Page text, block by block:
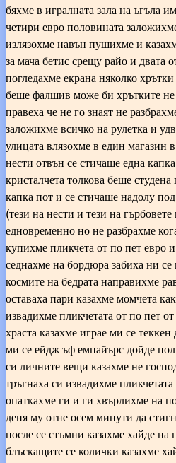
бяхме в игралната зала на ъгъла
четири евро половината
излязохме навън пушихме и
за мача бетис срещу райо и двата
погледахме екрана няколко
беше фалшив може би хрътките
правеха че не го знаят не
заложихме всичко на рулетка и
улицата влязохме в един магазин
нести отвън се стичаше една
кристалчета толкова беше
капка пот и се стичаше надолу
(тези на нести и тези на
едновременно но не разбрахме
купихме пликчета от по пет евро
седнахме на бордюра забиха ни се
космите на бедрата направихме
оставаха пари казахме момчета
извадихме пликчетата от по пет
храста казахме играе ми се
ми се ейдж ъф емпайърс дойде
си личните вещи казахме не
тръгнаха си извадихме
опаткахме ги и ги хвърлихме на
деня му отне осем минути да
после се стъмни казахме хайде на
блъскащите се колички казахме